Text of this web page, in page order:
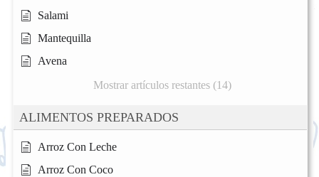
Salami
Mantequilla
Avena
Mostrar artículos restantes (14)
ALIMENTOS PREPARADOS
Arroz Con Leche
Arroz Con Coco